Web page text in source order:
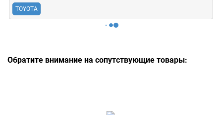
TOYOTA
Обратите внимание на сопутствующие товары: